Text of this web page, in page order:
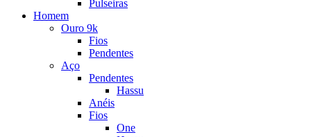
Pulseiras
Homem
Ouro 9k
Fios
Pendentes
Aço
Pendentes
Hassu
Anéis
Fios
One